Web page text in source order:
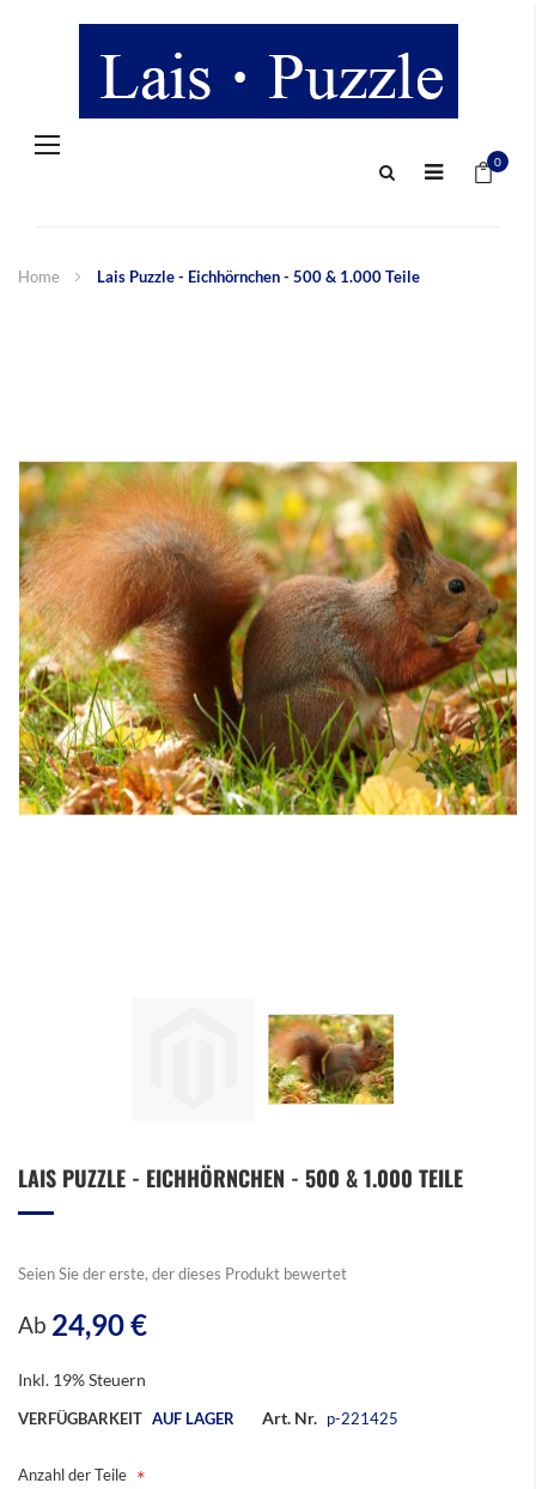
Navigation
0
Home Lais Puzzle - Eichhörnchen - 500 & 1.000 Teile
Anfang
LAIS PUZZLE - EICHHÖRNCHEN - 500 & 1.000 TEILE
Seien Sie der erste, der dieses Produkt bewertet
Ab 24,90 €
Inkl. 19% Steuern
VERFÜGBARKEIT AUF LAGER Art. Nr. p-221425
Anzahl der Teile